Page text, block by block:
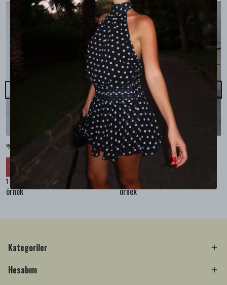
%100 KETEN CEPLİ ŞALVAR PANTOLON - Bej
% 30
₺ 2,299.99
1 Renk 4 Beden
örnek
%100 KETEN SALAŞ GÖMLEK - Bej
₺ 2,099.99
₺ 1,469.99
1 Renk 4 Beden
örnek
Kategoriler
Hesabım